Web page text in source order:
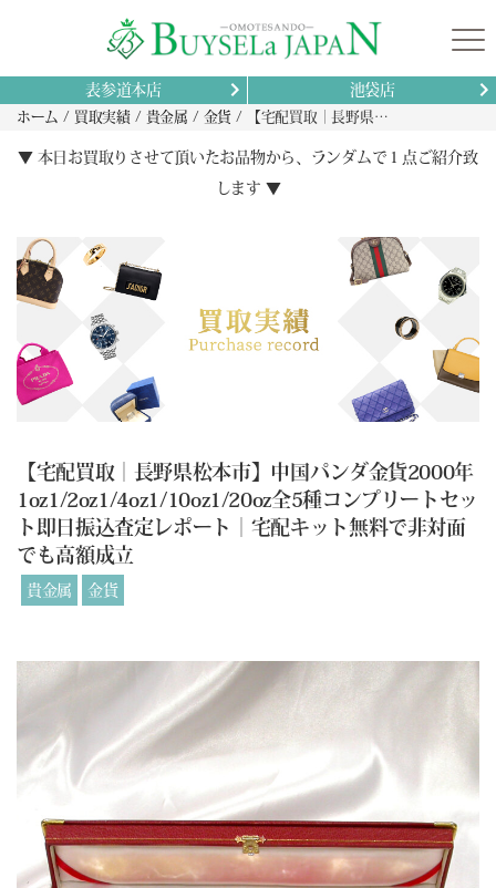
表参道本店 池袋店
ホーム 買取実績 貴金属 金貨 【宅配買取｜長野県松本市】中国パンダ金貨2000年1oz1/2oz1/4oz1/10oz1/20oz全5種コンプリートセット即日振込査定レポート｜宅配キット無料で非対面でも高額成立
▼ 本日お買取りさせて頂いたお品物から、ランダムで１点ご紹介致
します ▼
【宅配買取｜長野県松本市】中国パンダ金貨2000年
1oz1/2oz1/4oz1/10oz1/20oz全5種コンプリートセッ
ト即日振込査定レポート｜宅配キット無料で非対面
でも高額成立
貴金属 金貨